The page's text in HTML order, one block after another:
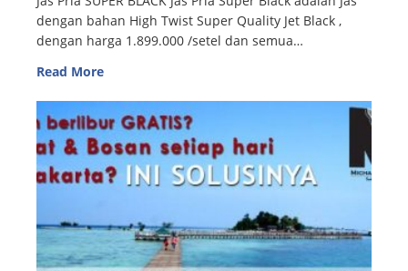
dengan bahan High Twist Super Quality Jet Black ,
dengan harga 1.899.000 /setel dan semua…
Read More